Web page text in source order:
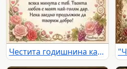
Честита годишнина картичка с романтично послание, рози, грозде и брачни халки. Израз на любов и благословия.